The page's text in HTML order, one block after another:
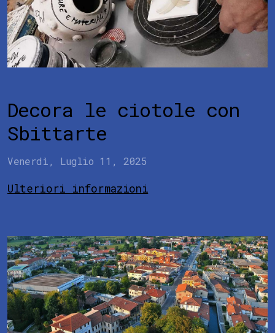
Decora le ciotole con
Sbittarte
Venerdì, Luglio 11, 2025
Ulteriori informazioni